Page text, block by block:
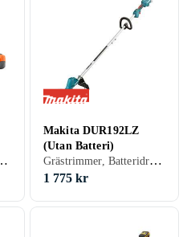
Makita DUR192LZ
(Utan Batteri)
Grästrimmer, Batteridriven
1 775 kr